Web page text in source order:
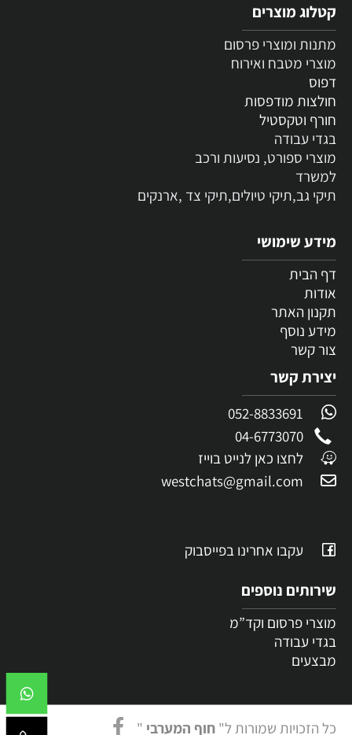
קטלוג מוצרים
מתנות ומוצרי פרסום
מוצרי מטבח ואירוח
דפוס
חולצות מודפסות
חורף וטקסטיל
בגדי עבודה
מוצרי ספורט, נסיעות ורכב
למשרד
תיקי גב,תיקי טיולים,תיקי צד ,ארנקים
מידע שימושי
דף הבית
אודות
תקנון האתר
מידע נוסף
צור קשר
יצירת קשר
052-8833691
04-6773070
לחצו כאן לנייט בוייז
westchats@gmail.com
עקבו אחרינו בפייסבוק
שירותים נוספים
מוצרי פרסום וקד”מ
בגדי עבודה
מבצעים
כל הזכויות שמורות ל" חוף המערבי "